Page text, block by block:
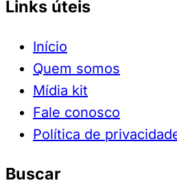
Links úteis
Início
Quem somos
Mídia kit
Fale conosco
Política de
Buscar